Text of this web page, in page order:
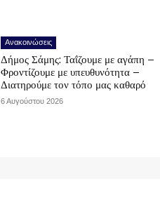
Ανακοινώσεις
Δήμος Σάμης: Ταΐζουμε με αγάπη –
Φροντίζουμε με υπευθυνότητα –
Διατηρούμε τον τόπο μας καθαρό
6 Αυγούστου 2026